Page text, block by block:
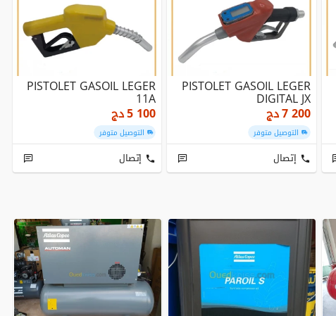
PISTOLET GASOIL LEGER
DIGITAL JX
7 200دج
التوصيل متوفر
إتصال
PISTOLET GASOIL LEGER
11A
5 100دج
التوصيل متوفر
إتصال